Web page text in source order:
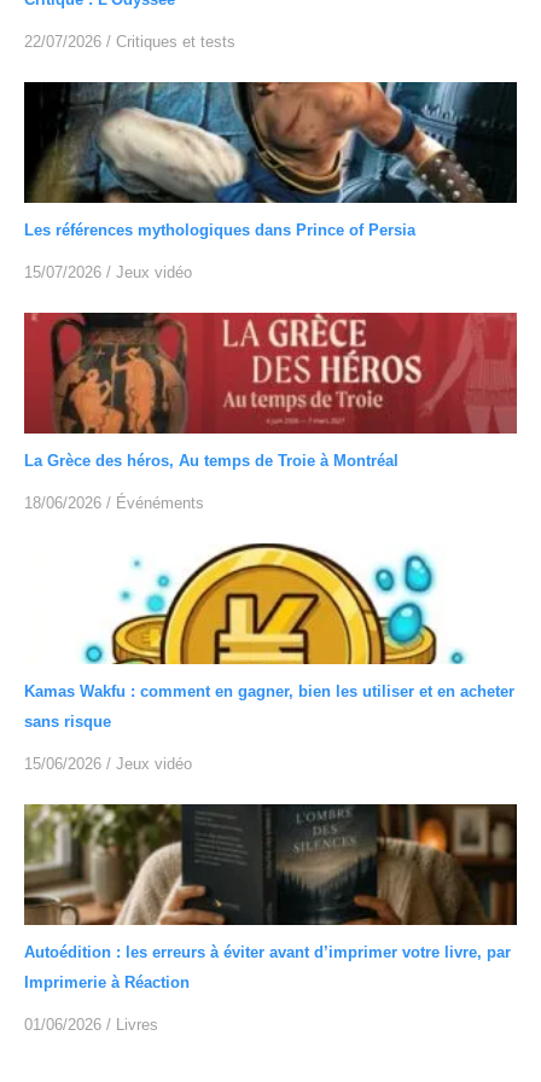
22/07/2026 / Critiques et tests
Les références mythologiques dans Prince of Persia
15/07/2026 / Jeux vidéo
La Grèce des héros, Au temps de Troie à Montréal
18/06/2026 / Événéments
Kamas Wakfu : comment en gagner, bien les utiliser et en acheter
sans risque
15/06/2026 / Jeux vidéo
Autoédition : les erreurs à éviter avant d’imprimer votre livre, par
Imprimerie à Réaction
01/06/2026 / Livres